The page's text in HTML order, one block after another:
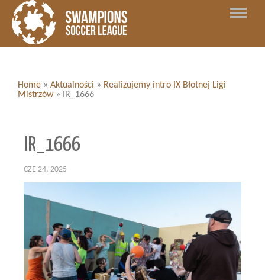
Home » Aktualności » Realizujemy intro IX Błotnej Ligi
Mistrzów » IR_1666
IR_1666
CZE 24, 2025